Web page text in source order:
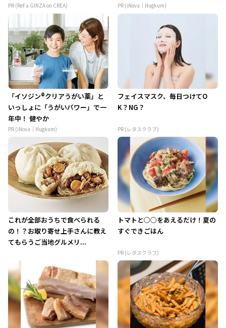
PR (ReFa GINZA on CREA) PR (iNova｜Hugkum)
「イソジン®クリアうがい薬」と
いっしょに「うがいパワー」で一
年中！ 健やか
PR (iNova｜Hugkum)
フェイスマスク、毎日つけてO
K？NG？
PR (レタスクラブ)
これが全部おうちで食べられる
の！？お取り寄せ上手さんに教え
てもらうご当地グルメリ...
トマトと○○をあえるだけ！夏の
すぐできごはん
PR (レタスクラブ)